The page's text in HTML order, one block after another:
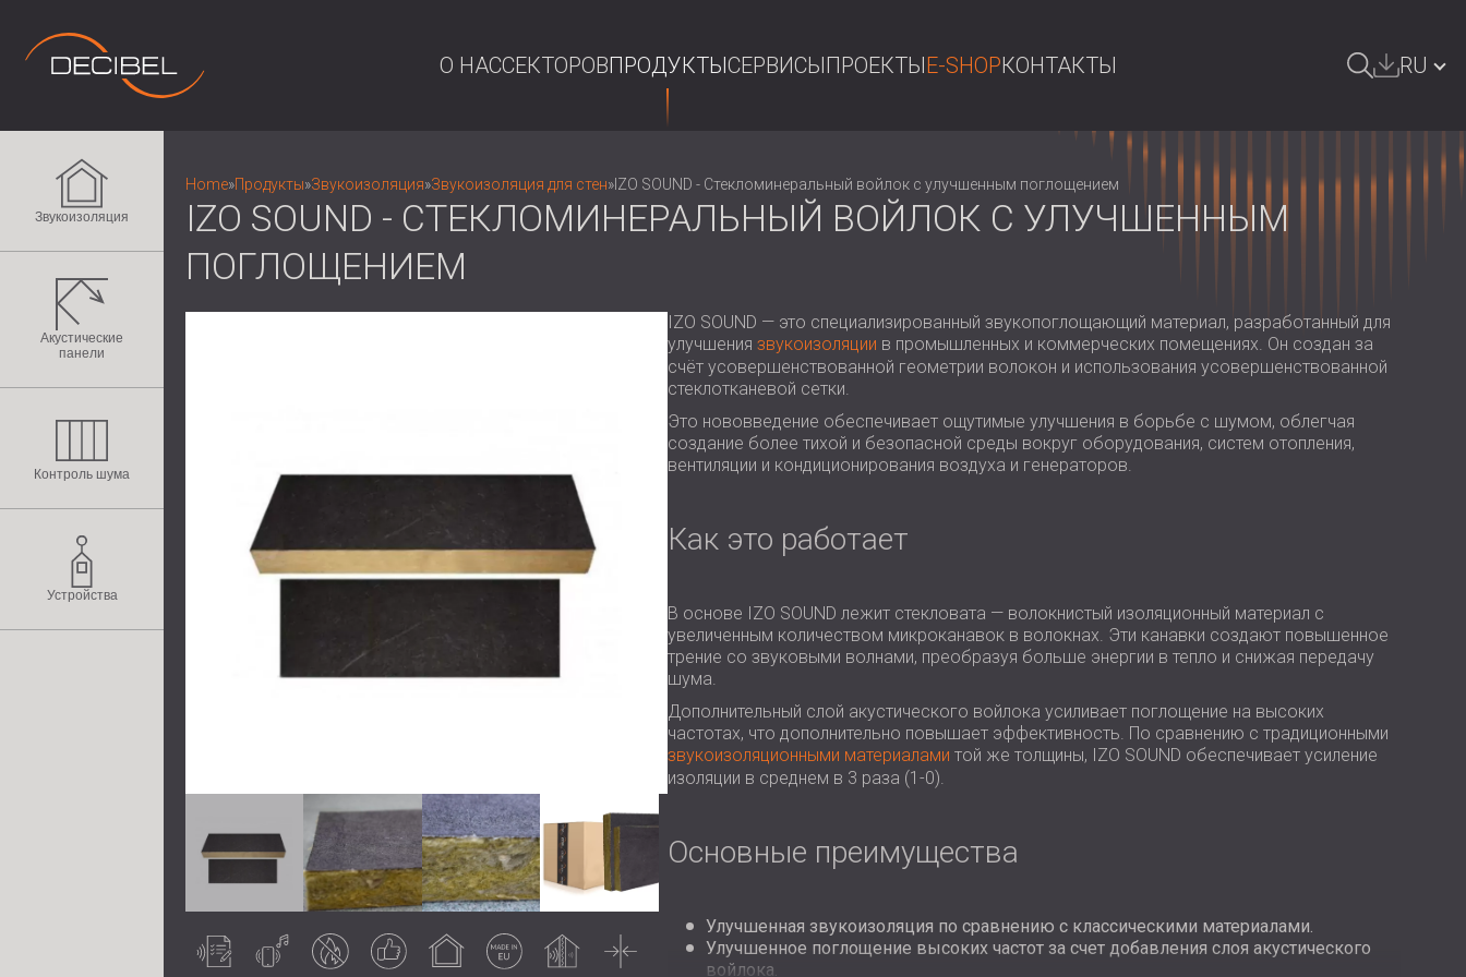
О НАССЕКТОРОВПРОДУКТЫСЕРВИСЫПРОЕКТЫE-SHOPКОНТАКТЫ RU
DEUTSCHLAND | DE
SRBIJA | RS
ROMÂNIA | RO
FINLAND | FI
Звукоизоляция
Акустические
панели
Контроль шума
Устройства
Home»Продукты»Звукоизоляция»Звукоизоляция для стен» IZO SOUND - Стекломинеральный войлок с улучшенным поглощением
IZO SOUND - СТЕКЛОМИНЕРАЛЬНЫЙ ВОЙЛОК С УЛУЧШЕННЫМ
ПОГЛОЩЕНИЕМ
tested
result
IZO SOUND — это специализированный звукопоглощающий материал, разработанный для
улучшения звукоизоляции в промышленных и коммерческих помещениях. Он создан за
счёт усовершенствованной геометрии волокон и использования усовершенствованной
стеклотканевой сетки.
Это нововведение обеспечивает ощутимые улучшения в борьбе с шумом, облегчая
создание более тихой и безопасной среды вокруг оборудования, систем отопления,
вентиляции и кондиционирования воздуха и генераторов.
Как это работает
В основе IZO SOUND лежит стекловата — волокнистый изоляционный материал с
увеличенным количеством микроканавок в волокнах. Эти канавки создают повышенное
трение со звуковыми волнами, преобразуя больше энергии в тепло и снижая передачу
шума.
Дополнительный слой акустического войлока усиливает поглощение на высоких
частотах, что дополнительно повышает эффективность. По сравнению с традиционными
звукоизоляционными материалами той же толщины, IZO SOUND обеспечивает усиление
изоляции в среднем в 3 раза (1-0).
Основные преимущества
Улучшенная звукоизоляция по сравнению с классическими материалами.
Улучшенное поглощение высоких частот за счет добавления слоя акустического
войлока.